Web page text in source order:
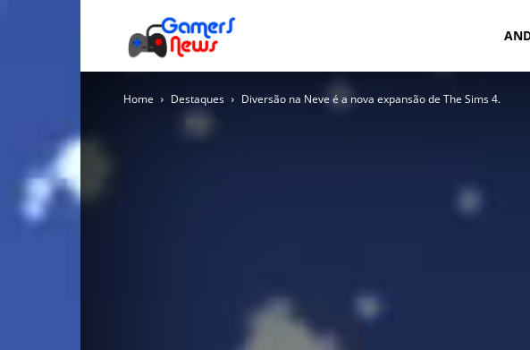
News
Home Destaques Diversão na Neve é a nova expansão de The Sims 4.